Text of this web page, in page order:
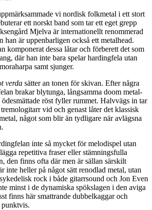
vi nordisk folkmetal i ett stort
ett norskt band som tar ett eget grepp
Mjelva är internationellt renommerad
han är uppenbarligen också ett metalhead.
komponerat dessa låtar och förberett det som
där han inte bara spelar hardingfela utan
samt sjunger.
verda sätter an tonen för skivan. Efter några
brakar blytunga, långsamma doom metal-
röst fyller rummet. Halvvägs in tar
vid och genast låter det klassisk
något som blir än tydligare när avlägsna
inte så mycket för melodispel utan
repetitiva fraser eller stämningsfulla
den finns ofta där men är sällan särskilt
inte heller på något sätt renodlad metal, utan
rock i både gitarrsound och Jon Even
minst i de dynamiska spökslagen i den aviga
finns här smattrande dubbelkaggar och
punktvis.